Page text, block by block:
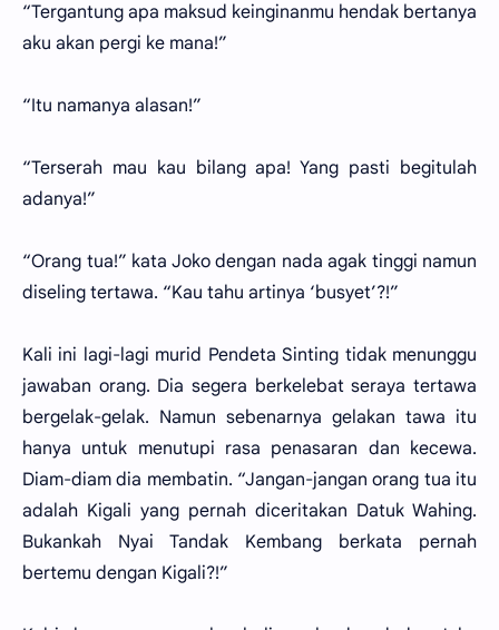
“Tergantung apa maksud keinginanmu hendak bertanya
aku akan pergi ke mana!”
“Itu namanya alasan!”
“Terserah mau kau bilang apa! Yang pasti begitulah
adanya!”
“Orang tua!” kata Joko dengan nada agak tinggi namun
diseling tertawa. “Kau tahu artinya ‘busyet’?!”
Kali ini lagi-lagi murid Pendeta Sinting tidak menunggu
jawaban orang. Dia segera berkelebat seraya tertawa
bergelak-gelak. Namun sebenarnya gelakan tawa itu
hanya untuk menutupi rasa penasaran dan kecewa.
Diam-diam dia membatin. “Jangan-jangan orang tua itu
adalah Kigali yang pernah diceritakan Datuk Wahing.
Bukankah Nyai Tandak Kembang berkata pernah
bertemu dengan Kigali?!”